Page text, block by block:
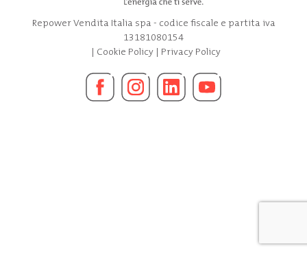
Repower Vendita Italia spa - codice fiscale e partita iva
13181080154
| Cookie Policy| Privacy Policy